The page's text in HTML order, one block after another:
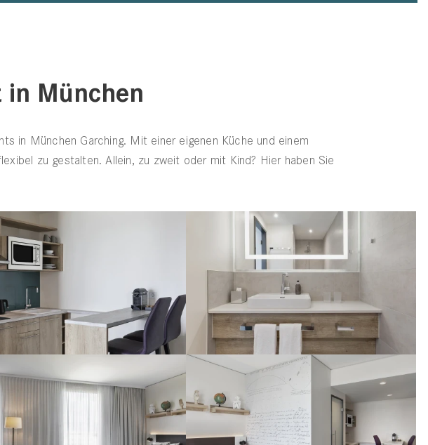
München
in München Garching. Mit einer eigenen Küche und einem
zu gestalten. Allein, zu zweit oder mit Kind? Hier haben Sie